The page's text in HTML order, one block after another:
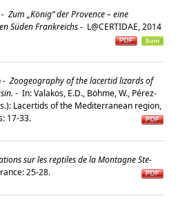
- Zum „König“ der Provence – eine
Süden Frankreichs- L@CERTIDAE, 2014
- Zoogeography of the lacertid lizards of
- In: Valakos, E.D., Böhme, W., Pérez-
Lacertids of the Mediterranean region,
17-33.
sur les reptiles de la Montagne Ste-
25-28.